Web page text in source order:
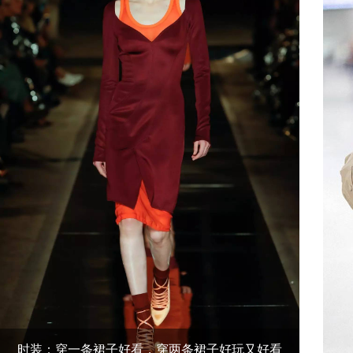
时装：穿一条裙子好看，穿两条裙子好玩又好看